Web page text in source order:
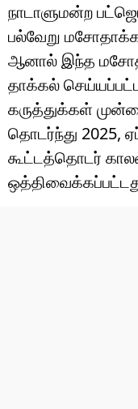
நாடாளுமன்ற
பல்வேறு
ஆனால் இந்த
தாக்கல்
கருத்துக்கள்
தொடர்ந்து 2025,
கூட்டத்தொடர்